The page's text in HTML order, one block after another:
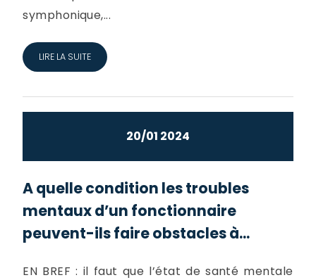
symphonique,...
LIRE LA SUITE
20/01 2024
A quelle condition les troubles
mentaux d’un fonctionnaire
peuvent-ils faire obstacles à...
EN BREF : il faut que l’état de santé mentale